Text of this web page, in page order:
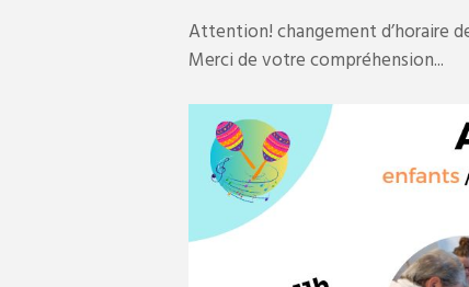
Attention! changement d’horaire
Merci de votre compréhension...